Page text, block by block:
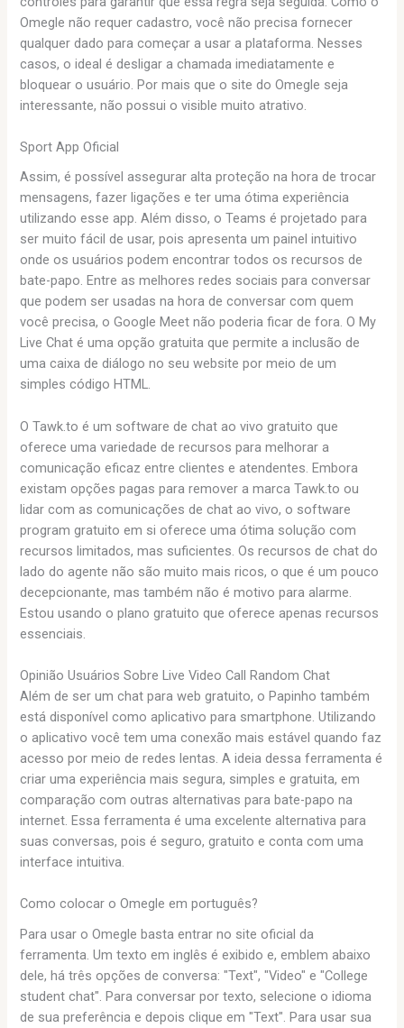
Omegle não requer cadastro, você não precisa fornecer
qualquer dado para começar a usar a plataforma. Nesses
casos, o ideal é desligar a chamada imediatamente e
bloquear o usuário. Por mais que o site do Omegle seja
interessante, não possui o visible muito atrativo.
Sport App Oficial
Assim, é possível assegurar alta proteção na hora de trocar
mensagens, fazer ligações e ter uma ótima experiência
utilizando esse app. Além disso, o Teams é projetado para
ser muito fácil de usar, pois apresenta um painel intuitivo
onde os usuários podem encontrar todos os recursos de
bate-papo. Entre as melhores redes sociais para conversar
que podem ser usadas na hora de conversar com quem
você precisa, o Google Meet não poderia ficar de fora. O My
Live Chat é uma opção gratuita que permite a inclusão de
uma caixa de diálogo no seu website por meio de um
simples código HTML.
O Tawk.to é um software de chat ao vivo gratuito que
oferece uma variedade de recursos para melhorar a
comunicação eficaz entre clientes e atendentes. Embora
existam opções pagas para remover a marca Tawk.to ou
lidar com as comunicações de chat ao vivo, o software
program gratuito em si oferece uma ótima solução com
recursos limitados, mas suficientes. Os recursos de chat do
lado do agente não são muito mais ricos, o que é um pouco
decepcionante, mas também não é motivo para alarme.
Estou usando o plano gratuito que oferece apenas recursos
essenciais.
Opinião Usuários Sobre Live Video Call Random Chat
Além de ser um chat para web gratuito, o Papinho também
está disponível como aplicativo para smartphone. Utilizando
o aplicativo você tem uma conexão mais estável quando faz
acesso por meio de redes lentas. A ideia dessa ferramenta é
criar uma experiência mais segura, simples e gratuita, em
comparação com outras alternativas para bate-papo na
internet. Essa ferramenta é uma excelente alternativa para
suas conversas, pois é seguro, gratuito e conta com uma
interface intuitiva.
Como colocar o Omegle em português?
Para usar o Omegle basta entrar no site oficial da
ferramenta. Um texto em inglês é exibido e, emblem abaixo
dele, há três opções de conversa: "Text", "Video" e "College
student chat". Para conversar por texto, selecione o idioma
de sua preferência e depois clique em "Text". Para usar sua